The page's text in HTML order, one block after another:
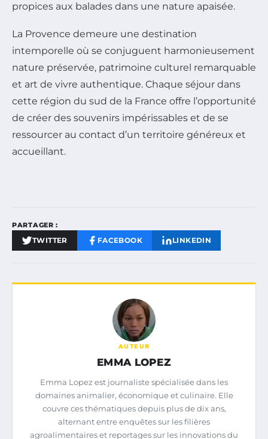
propices aux balades dans une nature apaisée.
La Provence demeure une destination
intemporelle où se conjuguent harmonieusement
nature préservée, patrimoine culturel remarquable
et art de vivre authentique. Chaque séjour dans
cette région du sud de la France offre l’opportunité
de créer des souvenirs impérissables et de se
ressourcer au contact d’un territoire généreux et
accueillant.
PARTAGER :
TWITTER FACEBOOK LINKEDIN
AUTEUR
EMMA LOPEZ
Emma Lopez est journaliste spécialisée dans les
domaines animalier, économique et culinaire. Elle
couvre ces thématiques depuis plus de dix ans,
alternant entre enquêtes sur les filières
agroalimentaires et reportages sur les innovations du